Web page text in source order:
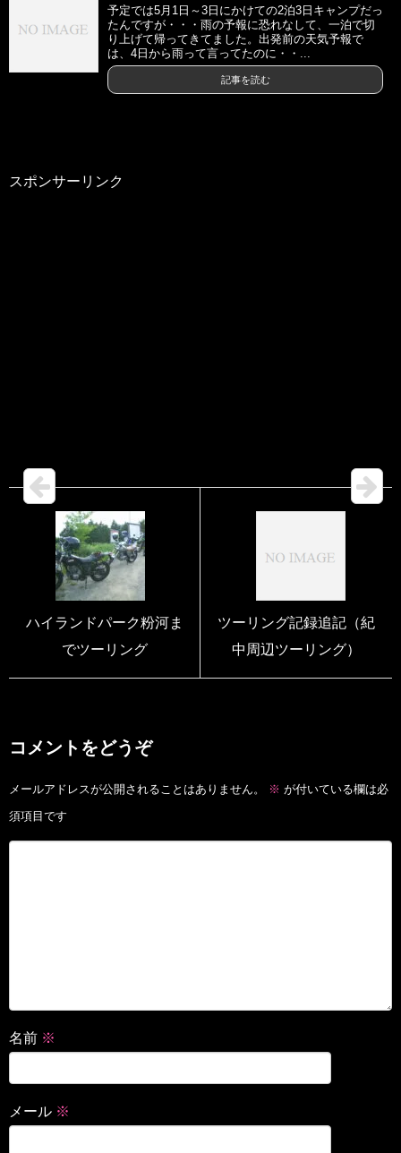
予定では5月1日～3日にかけての2泊3日キャンプだっ
たんですが・・・雨の予報に恐れなして、一泊で切
り上げて帰ってきてました。出発前の天気予報で
は、4日から雨って言ってたのに・・...
記事を読む
スポンサーリンク
ハイランドパーク粉河ま
でツーリング
ツーリング記録追記（紀
中周辺ツーリング）
コメントをどうぞ
メールアドレスが公開されることはありません。 ※ が付いている欄は必
須項目です
名前 ※
メール ※